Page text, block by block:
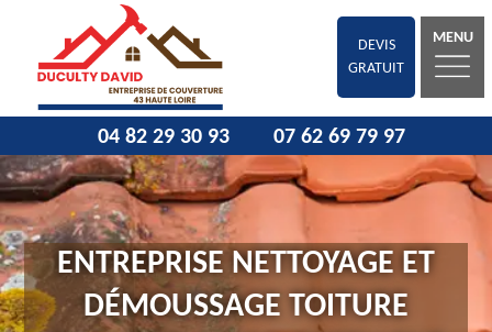
DEVIS
GRATUIT
MENU
04 82 29 30 93 07 62 69 79 97
ENTREPRISE NETTOYAGE ET
DÉMOUSSAGE TOITURE